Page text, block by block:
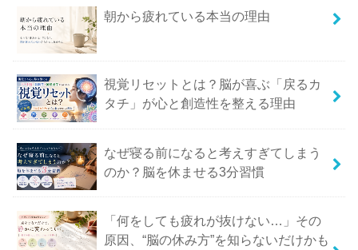
朝から疲れている本当の理由
視覚リセットとは？脳が喜ぶ「戻るカ
タチ」が心と創造性を整える理由
なぜ寝る前になると考えすぎてしまう
のか？脳を休ませる3分習慣
「何をしても疲れが抜けない…」その
原因、“脳の休み方”を知らないだけかも